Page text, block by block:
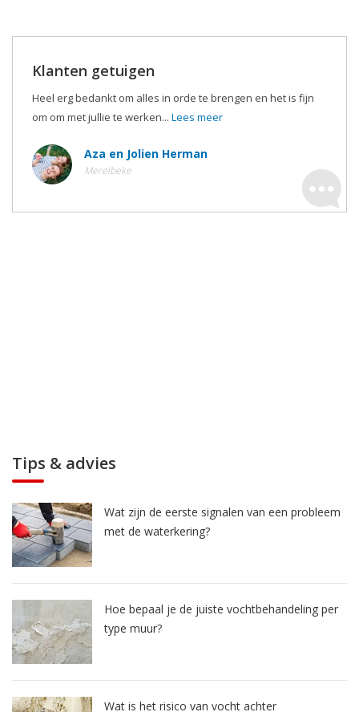
Klanten getuigen
Heel erg bedankt om alles in orde te brengen en het is fijn
om om met jullie te werken... Lees meer
Aza en Jolien Herman
Merelbeke
Tips & advies
Wat zijn de eerste signalen van een probleem
met de waterkering?
Hoe bepaal je de juiste vochtbehandeling per
type muur?
Wat is het risico van vocht achter